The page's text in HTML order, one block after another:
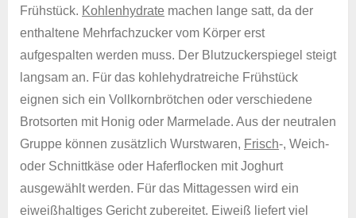
Frühstück. Kohlenhydrate machen lange satt, da der
enthaltene Mehrfachzucker vom Körper erst
aufgespalten werden muss. Der Blutzuckerspiegel steigt
langsam an. Für das kohlehydratreiche Frühstück
eignen sich ein Vollkornbrötchen oder verschiedene
Brotsorten mit Honig oder Marmelade. Aus der neutralen
Gruppe können zusätzlich Wurstwaren, Frisch-, Weich-
oder Schnittkäse oder Haferflocken mit Joghurt
ausgewählt werden. Für das Mittagessen wird ein
eiweißhaltiges Gericht zubereitet. Eiweiß liefert viel